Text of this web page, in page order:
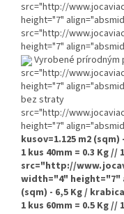
src="http://
height="7"
src="http://
height="7"
Vyrobené prírodným
src="http://
height="7"
bez straty
src="http://
height="7"
kusov=1.125 m2
1 kus 40mm = 0.3 Kg //
src="http://
width="4" height="7"
(sqm) - 6,5 Kg / krabica
1 kus 60mm = 0.5 Kg //